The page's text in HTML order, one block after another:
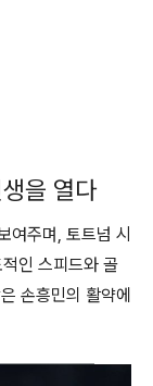
을 열다
주며, 토트넘 시
인 스피드와 골
손흥민의 활약에